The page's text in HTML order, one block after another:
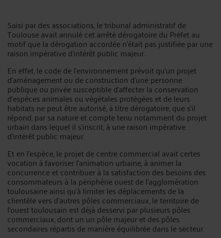
Saisi par des associations, le tribunal administratif de
Toulouse avait annulé cet arrêté dérogatoire du Préfet au
motif que la dérogation accordée n'était pas justifiée par une
raison impérative d'intérêt public majeur.
En effet, le code de l’environnement prévoit qu’un projet
d'aménagement ou de construction d'une personne
publique ou privée susceptible d'affecter la conservation
d'espèces animales ou végétales protégées et de leurs
habitats ne peut être autorisé, à titre dérogatoire, que s'il
répond, par sa nature et compte tenu notamment du projet
urbain dans lequel il s'inscrit, à une raison impérative
d'intérêt public majeur.
Et en l’espèce, le projet de centre commercial avait certes
vocation à favoriser l'animation urbaine, à animer la
concurrence et contribuer à la satisfaction des besoins des
consommateurs à la périphérie ouest de l'agglomération
toulousaine ainsi qu’à limiter les déplacements de la
clientèle vers d'autres pôles commerciaux, le territoire de
l'ouest toulousain est déjà desservi par plusieurs pôles
commerciaux, dont un un pôle majeur et des pôles
secondaires répartis de manière équilibrée dans le secteur.